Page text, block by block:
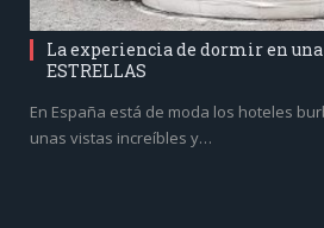
La experiencia de dormir en una
ESTRELLAS
En España está de moda los hoteles
unas vistas increíbles y…